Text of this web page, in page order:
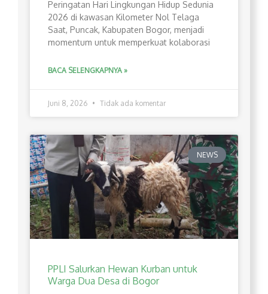
Peringatan Hari Lingkungan Hidup Sedunia
2026 di kawasan Kilometer Nol Telaga
Saat, Puncak, Kabupaten Bogor, menjadi
momentum untuk memperkuat kolaborasi
BACA SELENGKAPNYA »
Juni 8, 2026 Tidak ada komentar
NEWS
PPLI Salurkan Hewan Kurban untuk
Warga Dua Desa di Bogor